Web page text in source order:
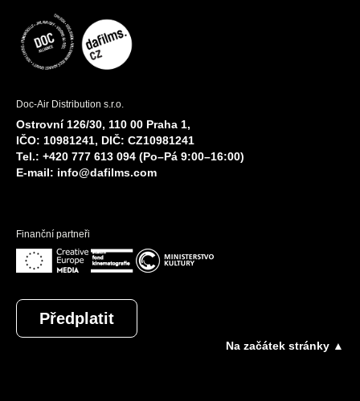
Doc-Air Distribution s.r.o.
Ostrovní 126/30, 110 00 Praha 1,
IČO: 10981241, DIČ: CZ10981241
Tel.: +420 777 613 094 (Po–Pá 9:00–16:00)
E-mail: info@dafilms.com
Finanční partneři
Předplatit
Na začátek stránky ▲